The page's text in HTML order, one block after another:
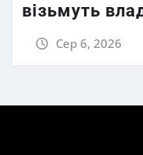
візьмуть
Сер 6, 2026